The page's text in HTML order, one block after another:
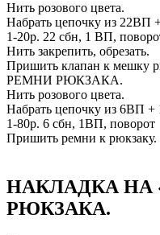
Нить розового цвета.
Набрать цепочку из 22ВП
1-20р. 22 сбн, 1 ВП,
Нить закрепить, обрезать.
Пришить клапан к мешку
РЕМНИ РЮКЗАКА.
Нить розового цвета.
Набрать цепочку из 6ВП
1-80р. 6 сбн, 1ВП, поворот
Пришить ремни к рюкзаку.
НАКЛАДКА НА
РЮКЗАКА.